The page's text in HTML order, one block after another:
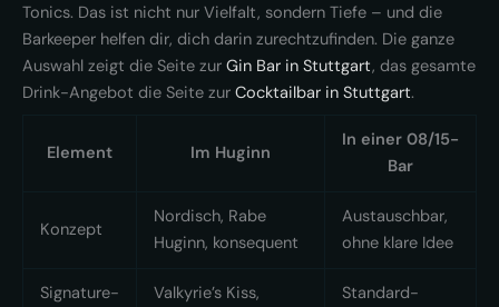
Tonics. Das ist nicht nur Vielfalt, sondern Tiefe – und die
Barkeeper helfen dir, dich darin zurechtzufinden. Die ganze
Auswahl zeigt die Seite zur Gin Bar in Stuttgart, das gesamte
Drink-Angebot die Seite zur Cocktailbar in Stuttgart.
Element Im Huginn
In einer 08/15-
Bar
Konzept
Nordisch, Rabe
Huginn, konsequent
Austauschbar,
ohne klare Idee
Signature-
Valkyrie’s Kiss,
Standard-